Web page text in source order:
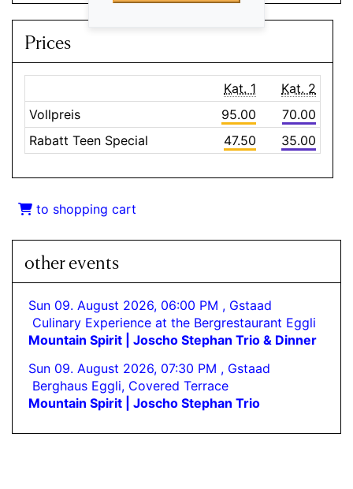
Prices
Kat. 1
Kat. 2
Vollpreis
95.00
70.00
Rabatt Teen Special
47.50 35.00
to shopping cart
other events
Sun 09. August 2026, 06:00 PM , Gstaad
Culinary Experience at the Bergrestaurant Eggli
Mountain Spirit | Joscho Stephan Trio & Dinner
Sun 09. August 2026, 07:30 PM , Gstaad
Berghaus Eggli, Covered Terrace
Mountain Spirit | Joscho Stephan Trio